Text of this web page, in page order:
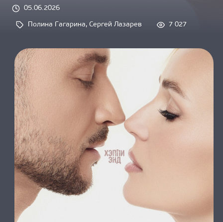
05.06.2026
Полина Гагарина, Сергей Лазарев 7 027